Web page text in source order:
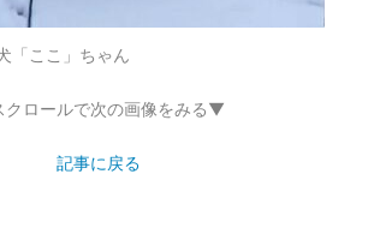
「ここ」ちゃん
ロールで次の画像をみる▼
記事に戻る